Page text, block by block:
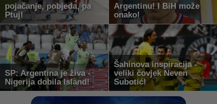
pojačanje, pobjeda, pa
Ptuj!
Argentinu! I BiH može
onako!
SP: Argentina je živa -
Nigerija dobila Island!
Šahinova inspiracija -
veliki čovjek Neven
Subotić!